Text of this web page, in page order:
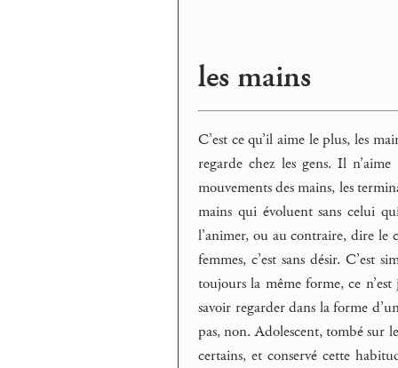
les mains
C’est ce qu’il aime le plus, les
regarde chez les gens. Il
mouvements des mains, les
mains qui évoluent sans celui
l’animer, ou au contraire, dire le
femmes, c’est sans désir. C’est
toujours la même forme, ce
savoir regarder dans la forme
pas, non. Adolescent, tombé sur
certains, et conservé cette